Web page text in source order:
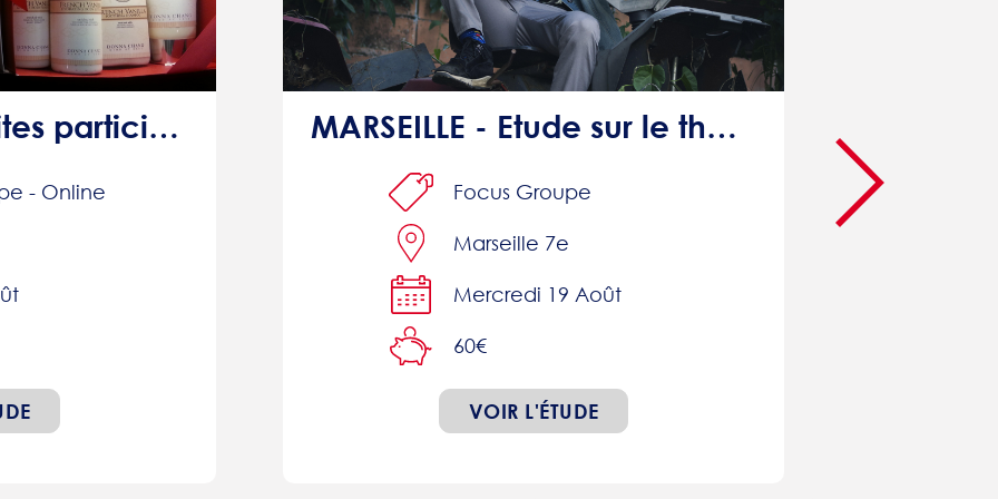
PARRAINAGE: Faites participer votre entourage et recevez 15€
- Online
MARSEILLE - Etude sur le thème des vêtements : 60€
Focus Groupe
Marseille 7e
Mercredi 19 Août
60€
VOIR L'ÉTUDE